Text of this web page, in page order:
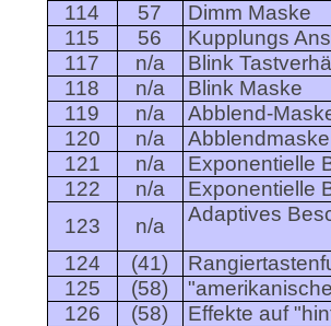
114
57
Dimm Maske
115
56
Kupplungs
117
n/a
Blink
118
n/a
Blink Maske
119
n/a
Abblend-
120
n/a
121
n/a
Exponentielle
122
n/a
Exponentielle
123
n/a
Adaptives
124 (41)
125
(58)
126
(58)
Effekte auf